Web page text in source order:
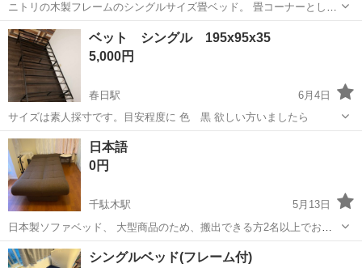
ニトリの木製フレームのシングルサイズ畳ベッド。 畳コーナーとして
も使えますw - タイプ: 畳ベッド - 色: 緑 - 素材: 木製フレーム - サイズ:
シングル - 購入日: 2024年8月
東京 文京区 東大前駅 ベッド
ベット シングル 195x95x35
5,000円
春日駅
6月4日
サイズは素人採寸です。目安程度に 色 黒 欲しい方いましたら
東京 文京区 春日駅
日本語
0円
千駄木駅
5月13日
日本製ソファベッド、 大型商品のため、搬出できる方2名以上でお願
いします。 自宅まで引き取りに来ていただける方限定です。 ソファに
戻せるかは未確認のため、現在はベッド状態のままです。 戻せない場
東京 文京区 千駄木駅 ベッド 大型
シングルベッド(フレーム付)